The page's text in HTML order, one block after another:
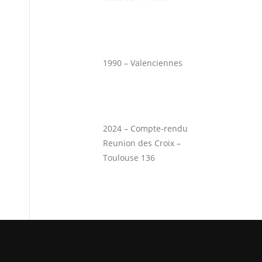
1990 – Valenciennes
2024 – Compte-rendu
Reunion des Croix –
Toulouse 136